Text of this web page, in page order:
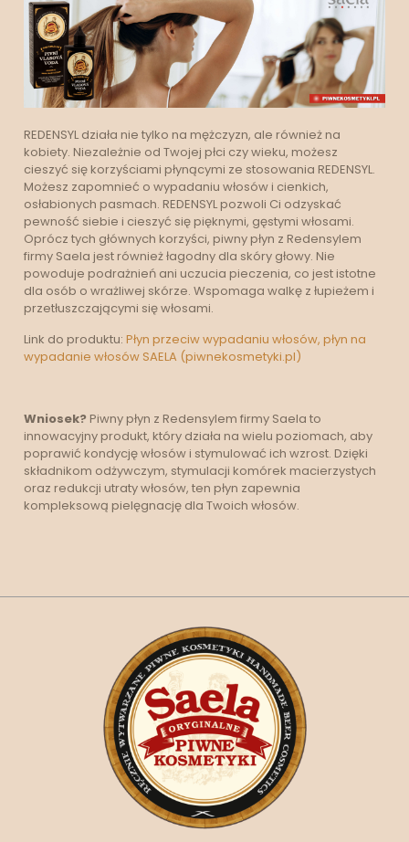
REDENSYL działa nie tylko na mężczyzn, ale również na
kobiety. Niezależnie od Twojej płci czy wieku, możesz
cieszyć się korzyściami płynącymi ze stosowania REDENSYL.
Możesz zapomnieć o wypadaniu włosów i cienkich,
osłabionych pasmach. REDENSYL pozwoli Ci odzyskać
pewność siebie i cieszyć się pięknymi, gęstymi włosami.
Oprócz tych głównych korzyści, piwny płyn z Redensylem
firmy Saela jest również łagodny dla skóry głowy. Nie
powoduje podrażnień ani uczucia pieczenia, co jest istotne
dla osób o wrażliwej skórze. Wspomaga walkę z łupieżem i
przetłuszczającymi się włosami.
Link do produktu:Płyn przeciw wypadaniu włosów, płyn na
wypadanie włosów SAELA (piwnekosmetyki.pl)
Wniosek? Piwny płyn z Redensylem firmy Saela to
innowacyjny produkt, który działa na wielu poziomach, aby
poprawić kondycję włosów i stymulować ich wzrost. Dzięki
składnikom odżywczym, stymulacji komórek macierzystych
oraz redukcji utraty włosów, ten płyn zapewnia
kompleksową pielęgnację dla Twoich włosów.